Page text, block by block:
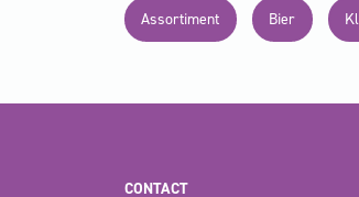
Assortiment Bier
CONTACT